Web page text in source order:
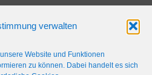
verwalten
Website und Funktionen
zu können. Dabei handelt es sich